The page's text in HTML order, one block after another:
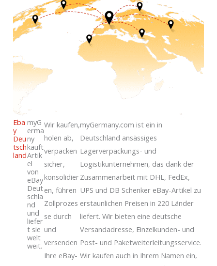
Einzuloggen Oder
Jetzt Registrieren
Eba
y
Deu
tsch
land
myG
erma
ny
kauft
Artik
el
von
eBay
Deut
schla
nd
und
liefer
t sie
welt
weit.
Wir kaufen,
holen ab,
verpacken
sicher,
konsolidier
en, führen
Zollprozes
se durch
und
versenden
Ihre eBay-
myGermany.com ist ein in
Deutschland ansässiges
Lagerverpackungs- und
Logistikunternehmen, das dank der
Zusammenarbeit mit DHL, FedEx,
UPS und DB Schenker eBay-Artikel zu
erstaunlichen Preisen in 220 Länder
liefert. Wir bieten eine deutsche
Versandadresse, Einzelkunden- und
Post- und Paketweiterleitungsservice.
Wir kaufen auch in Ihrem Namen ein,